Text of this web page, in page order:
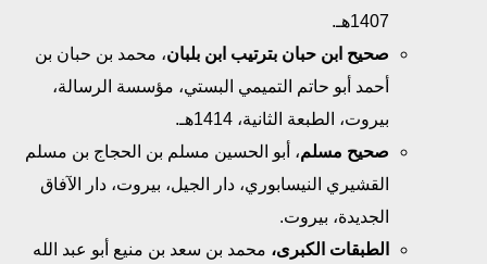
1407هـ.
صحيح ابن حبان بترتيب ابن بلبان، محمد بن حبان بن
أحمد أبو حاتم التميمي البستي، مؤسسة الرسالة،
بيروت، الطبعة الثانية، 1414هـ.
صحيح مسلم، أبو الحسين مسلم بن الحجاج بن مسلم
القشيري النيسابوري، دار الجيل، بيروت، دار الآفاق
الجديدة، بيروت.
الطبقات الكبرى، محمد بن سعد بن منيع أبو عبد الله